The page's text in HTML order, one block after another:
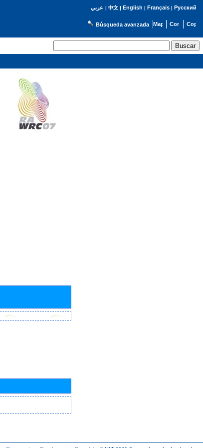
عربي | 中文| English | Français| Русский
Búsqueda avanzada